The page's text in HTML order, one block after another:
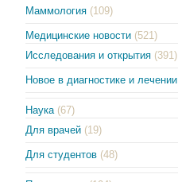
Маммология (109)
Медицинские новости (521)
Исследования и открытия (391)
Новое в диагностике и лечении
Наука (67)
Для врачей (19)
Для студентов (48)